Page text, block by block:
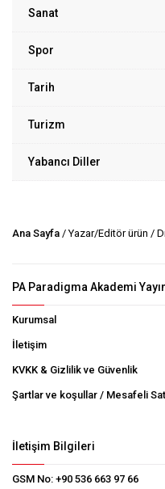
Sanat
Spor
Tarih
Turizm
Yabancı Diller
Ana Sayfa / Yazar/Editör ürün /
PA Paradigma Akademi
Kurumsal
İletişim
KVKK & Gizlilik ve Güvenlik
Şartlar ve koşullar / Mesafeli
İletişim Bilgileri
GSM No: +90 536 663 97 66